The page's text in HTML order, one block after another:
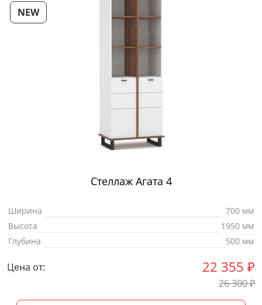
NEW
Стеллаж Агата 4
Ширина
700 мм
Высота
1950 мм
Глубина
500 мм
Цена от: 22 355 ₽
26 300₽